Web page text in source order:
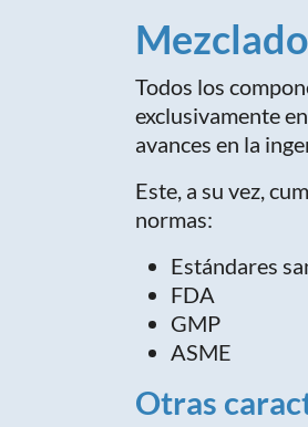
Todos los
exclusivamente
avances en la
Este, a su vez,
normas:
Estándares
FDA
GMP
ASME
Otras